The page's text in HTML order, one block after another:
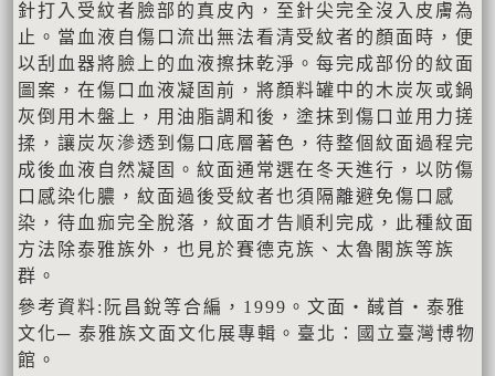
針打入受紋者臉部的真皮內，至針尖完全沒入皮膚為
止。當血液自傷口流出無法看清受紋者的顏面時，便
以刮血器將臉上的血液擦抹乾淨。每完成部份的紋面
圖案，在傷口血液凝固前，將顏料罐中的木炭灰或鍋
灰倒用木盤上，用油脂調和後，塗抹到傷口並用力搓
揉，讓炭灰滲透到傷口底層著色，待整個紋面過程完
成後血液自然凝固。紋面通常選在冬天進行，以防傷
口感染化膿，紋面過後受紋者也須隔離避免傷口感
染，待血痂完全脫落，紋面才告順利完成，此種紋面
方法除泰雅族外，也見於賽德克族、太魯閣族等族
群。
參考資料:阮昌銳等合編，1999。文面‧馘首‧泰雅
文化─ 泰雅族文面文化展專輯。臺北：國立臺灣博物
館。